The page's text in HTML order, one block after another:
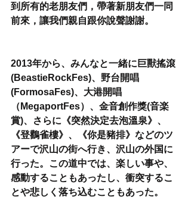
到所有的老朋友們，帶著新朋友們一同
前來，讓我們親自跟你說聲謝謝。
2013年から、みんなと一緒に巨獸搖滾
(BeastieRockFes)、野台開唱
(FormosaFes)、大港開唱
（MegaportFes）、金音創作獎(音楽
賞)、さらに《突然決定去泡溫泉》、
《登鸛雀樓》、《你是豬排》などのツ
アーで沢山の街へ行き、沢山の外国に
行った。この道中では、楽しい事や、
感動することもあったし、衝突するこ
とや悲しく落ち込むこともあった。